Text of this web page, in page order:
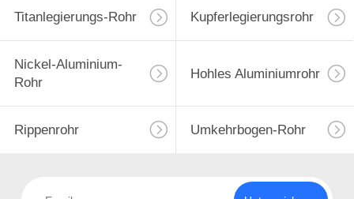
Titanlegierungs-Rohr Kupferlegierungsrohr
Nickel-Aluminium-
Rohr
Hohles Aluminiumrohr
Rippenrohr Umkehrbogen-Rohr